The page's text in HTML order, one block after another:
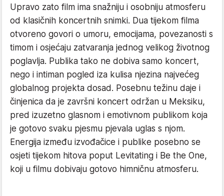
Upravo zato film ima snažniju i osobniju atmosferu
od klasičnih koncertnih snimki. Dua tijekom filma
otvoreno govori o umoru, emocijama, povezanosti s
timom i osjećaju zatvaranja jednog velikog životnog
poglavlja. Publika tako ne dobiva samo koncert,
nego i intiman pogled iza kulisa njezina najvećeg
globalnog projekta dosad. Posebnu težinu daje i
činjenica da je završni koncert održan u Meksiku,
pred izuzetno glasnom i emotivnom publikom koja
je gotovo svaku pjesmu pjevala uglas s njom.
Energija između izvođačice i publike posebno se
osjeti tijekom hitova poput Levitating i Be the One,
koji u filmu dobivaju gotovo himničnu atmosferu.